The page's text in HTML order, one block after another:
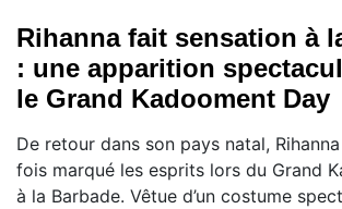
Rihanna fait sensation à
: une apparition
le Grand Kadooment Day
De retour dans son pays natal,
fois marqué les esprits lors du Grand
à la Barbade. Vêtue d’un costume